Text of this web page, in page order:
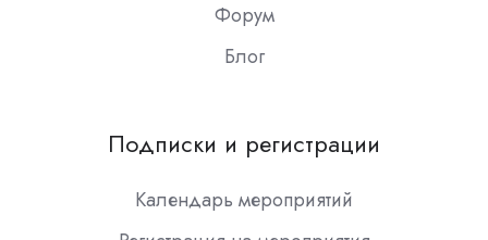
Форум
Блог
Подписки и регистрации
Календарь мероприятий